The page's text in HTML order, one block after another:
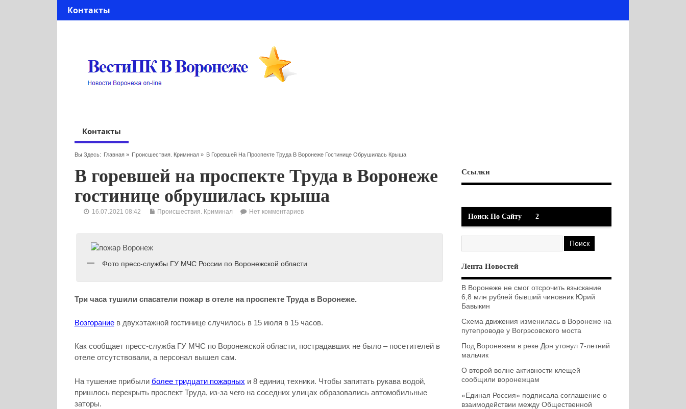
Контакты
Контакты
Вы Здесь: Главная» Происшествия. Криминал » В Горевшей На Проспекте Труда В Воронеже Гостинице Обрушилась Крыша
В горевшей на проспекте Труда в Воронеже
гостинице обрушилась крыша
16.07.2021 08:42 Происшествия. Криминал Нет комментариев
Фото пресс-службы ГУ МЧС России по Воронежской области
Три часа тушили спасатели пожар в отеле на проспекте Труда в Воронеже.
Возгорание в двухэтажной гостинице случилось в 15 июля в 15 часов.
Как сообщает пресс-служба ГУ МЧС по Воронежской области, пострадавших не было – посетителей в
отеле отсутствовали, а персонал вышел сам.
На тушение прибыли более тридцати пожарных и 8 единиц техники. Чтобы запитать рукава водой,
пришлось перекрыть проспект Труда, из-за чего на соседних улицах образовались автомобильные
заторы.
Ссылки
Поиск По Сайту 2
Лента Новостей
В Воронеже не смог отсрочить взыскание
6,8 млн рублей бывший чиновник Юрий
Бавыкин
Схема движения изменилась в Воронеже на
путепроводе у Вогрэсовского моста
Под Воронежем в реке Дон утонул 7-летний
мальчик
О второй волне активности клещей
сообщили воронежцам
«Единая Россия» подписала соглашение о
взаимодействии между Общественной